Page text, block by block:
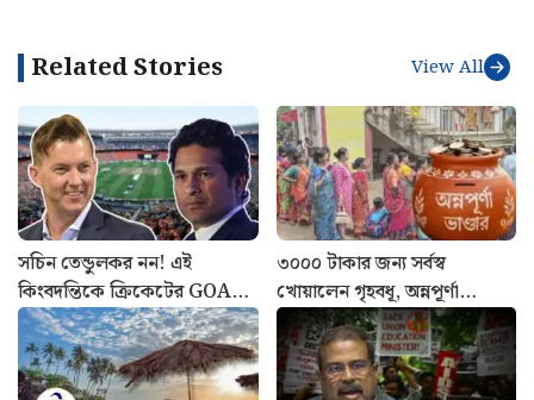
Related Stories View All
সচিন তেন্ডুলকর নন! এই
কিংবদন্তিকে ক্রিকেটের GOAT
হিসাবে বিবেচিত করলেন ব্রেট লি
৩০০০ টাকার জন্য সর্বস্ব
খোয়ালেন গৃহবধূ, অন্নপূর্ণা
যোজনার নামে বিরাট প্রতারণা